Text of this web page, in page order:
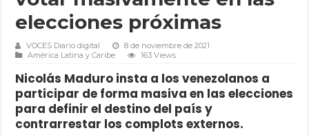
elecciones próximas
VOCES Diario digital
8 de noviembre de 2021
América Latina y Caribe
163 Views
Nicolás Maduro insta a los venezolanos a
participar de forma masiva en las elecciones
para definir el destino del país y
contrarrestar los complots externos.